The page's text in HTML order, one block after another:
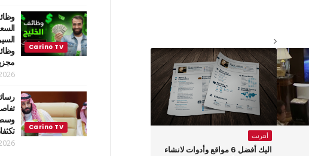
أنترنت
اليك أفضل 6 مواقع وأدوات لانشاء
وسط